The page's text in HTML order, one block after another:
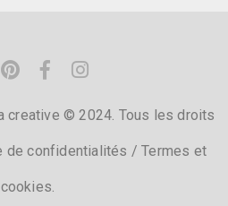
creative © 2024. Tous les droits
de confidentialités /Termes et
cookies.